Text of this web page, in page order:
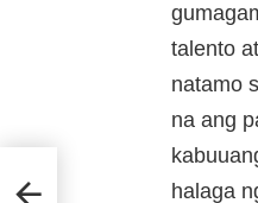
talento
natamo
na ang
halaga